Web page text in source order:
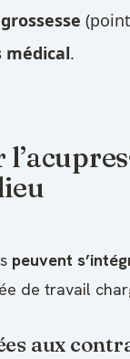
médical.
peuvent
de travail
aux